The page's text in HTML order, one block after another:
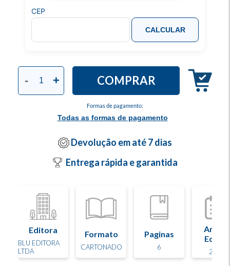
Formas de pagamento:
Todas as formas de pagamento
- + COMPRAR
CEP
CALCULAR
Devolução em até 7 dias
Entrega rápida e garantida
Editora
BLU EDITORA
LTDA
Formato
CARTONADO
Paginas
6
Ano de
Edição
2019